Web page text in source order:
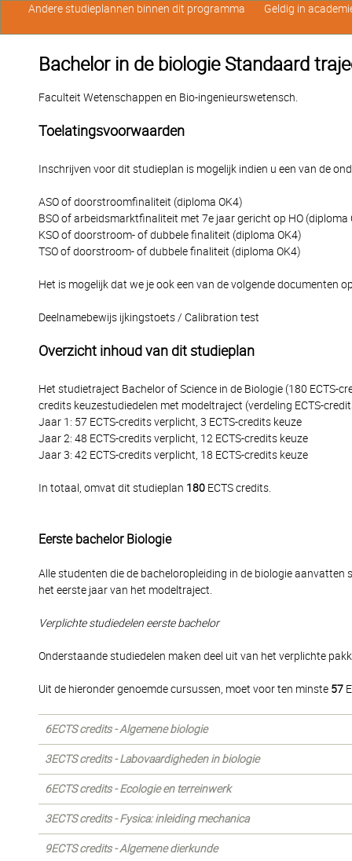
Bachelor in de biologie Standaard
Faculteit Wetenschappen en Bio-ingenieurswetensch.
Toelatingsvoorwaarden
Inschrijven voor dit studieplan is mogelijk indien u een van de
ASO of doorstroomfinaliteit (diploma OK4)
BSO of arbeidsmarktfinaliteit met 7e jaar gericht op HO (diploma
KSO of doorstroom- of dubbele finaliteit (diploma OK4)
TSO of doorstroom- of dubbele finaliteit (diploma OK4)
Het is mogelijk dat we je ook een van de volgende documenten
Deelnamebewijs ijkingstoets / Calibration test
Overzicht inhoud van dit studieplan
Het studietraject Bachelor of Science in de Biologie (180 ECTS-
credits keuzestudiedelen met modeltraject (verdeling ECTS-
Jaar 1: 57 ECTS-credits verplicht, 3 ECTS-credits keuze
Jaar 2: 48 ECTS-credits verplicht, 12 ECTS-credits keuze
Jaar 3: 42 ECTS-credits verplicht, 18 ECTS-credits keuze
In totaal, omvat dit studieplan 180 ECTS credits.
Eerste bachelor Biologie
Alle studenten die de bacheloropleiding in de biologie
het eerste jaar van het modeltraject.
Verplichte studiedelen eerste bachelor
Onderstaande studiedelen maken deel uit van het verplichte
Uit de hieronder genoemde cursussen, moet voor ten minste 57
6ECTS credits - Algemene biologie
3ECTS credits - Labovaardigheden in biologie
6ECTS credits - Ecologie en terreinwerk
3ECTS credits - Fysica: inleiding mechanica
9ECTS credits - Algemene dierkunde
Andere studieplannen binnen dit programma Geldig in